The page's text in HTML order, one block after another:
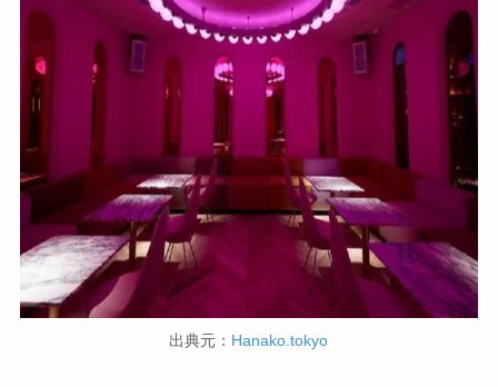
出典元： Hanako.tokyo